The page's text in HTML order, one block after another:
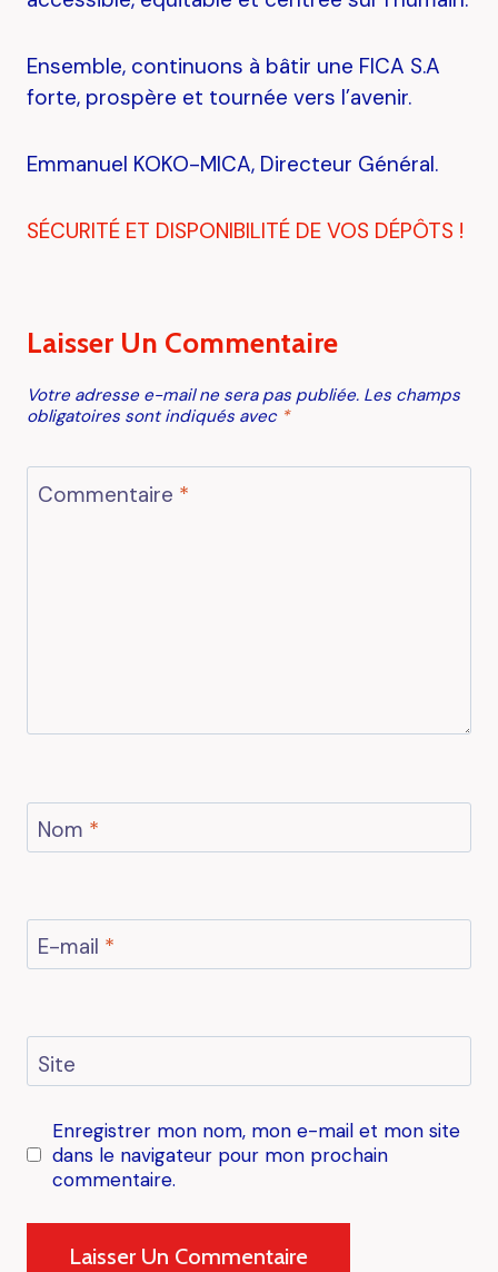
Ensemble, continuons à bâtir une FICA S.A
forte, prospère et tournée vers l’avenir.
Emmanuel KOKO-MICA, Directeur Général.
SÉCURITÉ ET DISPONIBILITÉ DE VOS DÉPÔTS !
Laisser Un Commentaire
Votre adresse e-mail ne sera pas publiée. Les champs
obligatoires sont indiqués avec *
Commentaire *
Nom *
E-mail *
Site
Enregistrer mon nom, mon e-mail et mon site
dans le navigateur pour mon prochain
commentaire.